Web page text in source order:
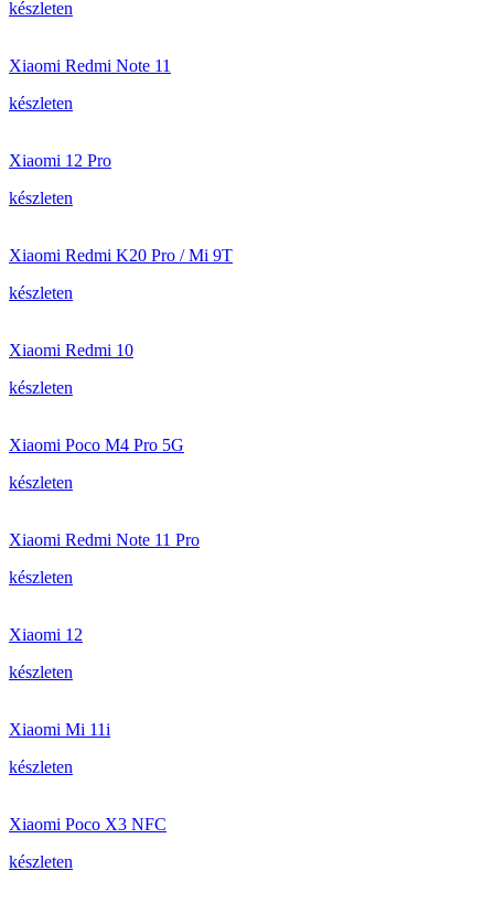
készleten
Xiaomi Redmi Note 11
készleten
Xiaomi 12 Pro
készleten
Xiaomi Redmi K20 Pro / Mi 9T
készleten
Xiaomi Redmi 10
készleten
Xiaomi Poco M4 Pro 5G
készleten
Xiaomi Redmi Note 11 Pro
készleten
Xiaomi 12
készleten
Xiaomi Mi 11i
készleten
Xiaomi Poco X3 NFC
készleten